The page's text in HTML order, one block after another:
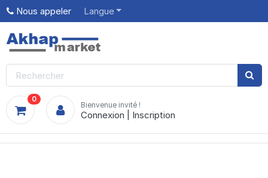
Nous appeler Langue
0
Bienvenue invité !
Connexion Inscription